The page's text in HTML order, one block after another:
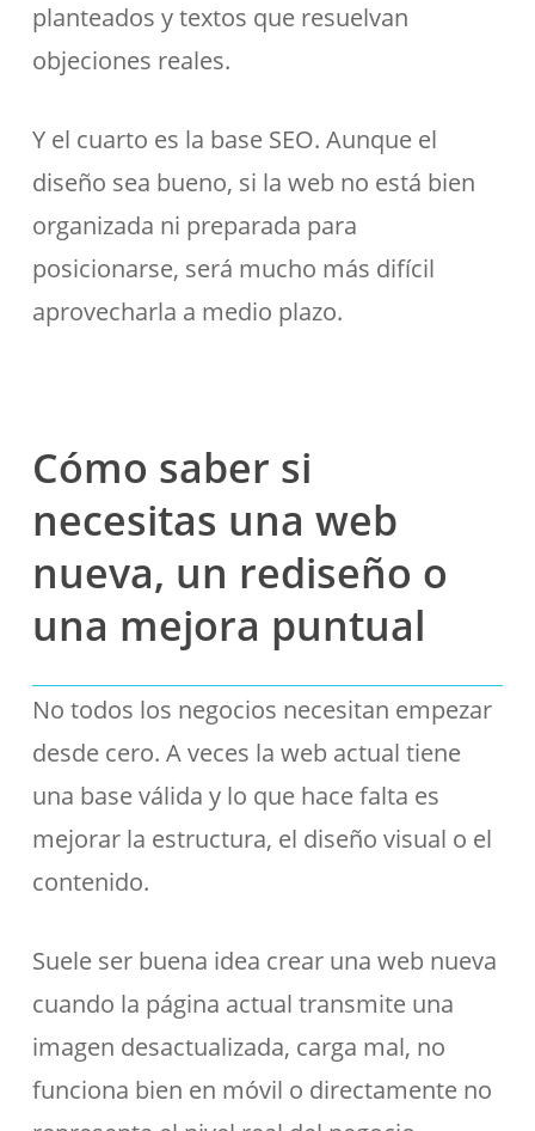
planteados y textos que resuelvan
objeciones reales.
Y el cuarto es la base SEO. Aunque el
diseño sea bueno, si la web no está bien
organizada ni preparada para
posicionarse, será mucho más difícil
aprovecharla a medio plazo.
Cómo saber si
necesitas una web
nueva, un rediseño o
una mejora puntual
No todos los negocios necesitan empezar
desde cero. A veces la web actual tiene
una base válida y lo que hace falta es
mejorar la estructura, el diseño visual o el
contenido.
Suele ser buena idea crear una web nueva
cuando la página actual transmite una
imagen desactualizada, carga mal, no
funciona bien en móvil o directamente no